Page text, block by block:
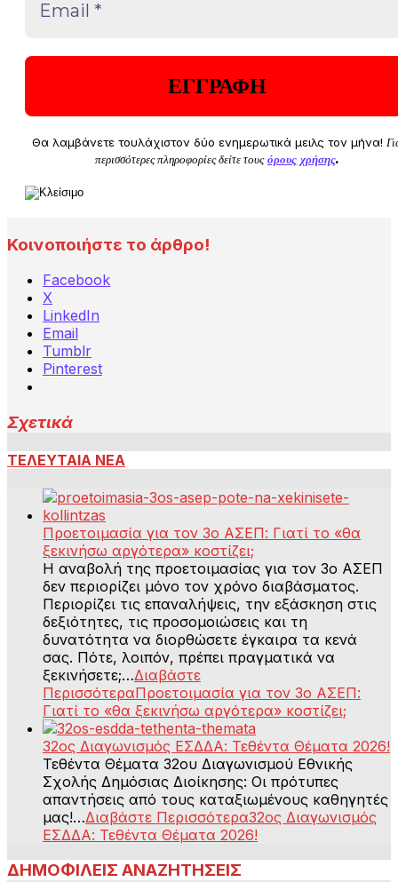
Θα λαμβάνετε τουλάχιστον δύο ενημερωτικά μειλς τον μήνα!
περισσότερες πληροφορίες δείτε τους όρους χρήσης.
Κοινοποιήστε το άρθρο!
Facebook
X
LinkedIn
Email
Tumblr
Pinterest
Σχετικά
ΤΕΛΕΥΤΑΙΑ ΝΕΑ
Προετοιμασία για τον 3ο ΑΣΕΠ: Γιατί το «θα
ξεκινήσω αργότερα» κοστίζει;
Η αναβολή της προετοιμασίας για τον 3ο ΑΣΕΠ
δεν περιορίζει μόνο τον χρόνο διαβάσματος.
Περιορίζει τις επαναλήψεις, την εξάσκηση στις
δεξιότητες, τις προσομοιώσεις και τη
δυνατότητα να διορθώσετε έγκαιρα τα κενά
σας. Πότε, λοιπόν, πρέπει πραγματικά να
ξεκινήσετε;…Διαβάστε
ΠερισσότεραΠροετοιμασία για τον 3ο ΑΣΕΠ:
Γιατί το «θα ξεκινήσω αργότερα» κοστίζει;
32ος Διαγωνισμός ΕΣΔΔΑ: Τεθέντα Θέματα 2026!
Τεθέντα Θέματα 32ου Διαγωνισμού Εθνικής
Σχολής Δημόσιας Διοίκησης: Οι πρότυπες
απαντήσεις από τους καταξιωμένους καθηγητές
μας!…Διαβάστε Περισσότερα32ος Διαγωνισμός
ΕΣΔΔΑ: Τεθέντα Θέματα 2026!
ΔΗΜΟΦΙΛΕΙΣ ΑΝΑΖΗΤΗΣΕΙΣ